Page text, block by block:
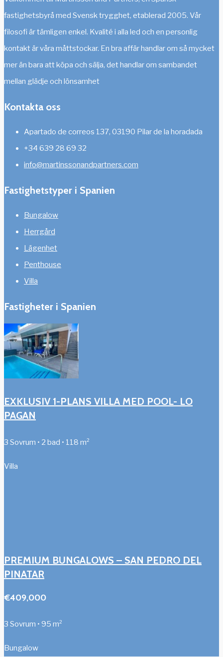
fastighetsbyrå med Svensk trygghet, etablerad 2005. Vår
filosofi är tämligen enkel. Kvalité i alla led och en personlig
kontakt är våra måttstockar. En bra affär handlar om så mycket
mer än bara att köpa och sälja, det handlar om sambandet
mellan glädje och lönsamhet
Kontakta oss
Apartado de correos 137, 03190 Pilar de la horadada
+34 639 28 69 32
info@martinssonandpartners.com
Fastighetstyper i Spanien
Bungalow
Herrgård
Lägenhet
Penthouse
Villa
Fastigheter i Spanien
EXKLUSIV 1-PLANS VILLA MED POOL- LO
PAGAN
3 Sovrum • 2 bad • 118 m²
Villa
PREMIUM BUNGALOWS – SAN PEDRO DEL
PINATAR
€409,000
3 Sovrum • 95 m²
Bungalow